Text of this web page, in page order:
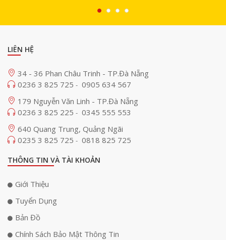
Khi có hoạt động của người, Camera Wifi Ezviz H8 2K cung cấp thông
báo chính xác, loại bỏ cảnh báo giả do các yếu tố không quan trọng
như lá cây rơi hoặc côn trùng bay. Điều này đảm bảo rằng bạn chỉ nhận
cảnh báo khi có hoạt động thực sự của người hoặc phương tiện.
Thiết lập lên đến 12 góc quan sát
quản lý và theo dõi nhiều khu vực quan trọng một cách linh hoạt và
hiệu quả. Dù bạn muốn giám sát ngôi nhà của mình, cửa hàng, văn
phòng, hoặc bất kỳ không gian nào khác, bạn có thể dễ dàng lưu trữ và
ghi nhớ các góc quan sát quan trọng.
LIÊN HỆ
34 - 36 Phan Châu Trinh - TP.Đà Nẵng
0236 3 825 725 - 0905 634 567
179 Nguyễn Văn Linh - TP.Đà Nẵng
0236 3 825 225 - 0345 555 553
640 Quang Trung, Quảng Ngãi
0235 3 825 725 - 0818 825 725
THÔNG TIN VÀ TÀI KHOẢN
Giới Thiệu
Tuyển Dụng
Bản Đồ
Chính Sách Bảo Mật Thông Tin